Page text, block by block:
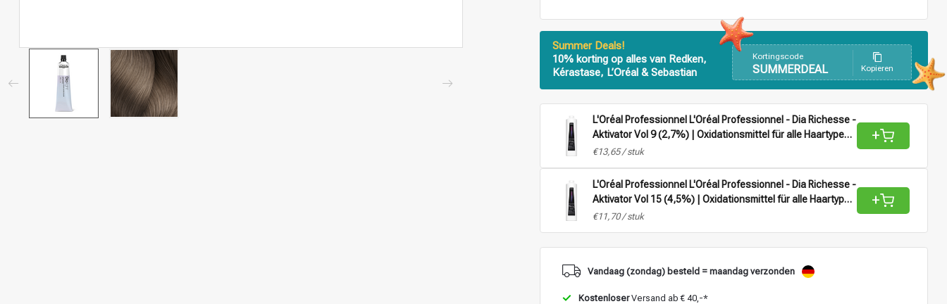
Summer Deals!
10% korting op alles van Redken,
Kérastase, L’Oréal & Sebastian
Kortingscode
SUMMERDEAL Kopieren
L'Oréal Professionnel L'Oréal Professionnel - Dia Richesse -
Aktivator Vol 9 (2,7%) | Oxidationsmittel für alle Haartypen -
1L
€13,65 / stuk
+
L'Oréal Professionnel L'Oréal Professionnel - Dia Richesse -
Aktivator Vol 15 (4,5%) | Oxidationsmittel für alle Haartypen
- 1L
€11,70 / stuk
+
Vandaag (zondag) besteld = maandag verzonden
KostenloserVersand ab € 40,-*